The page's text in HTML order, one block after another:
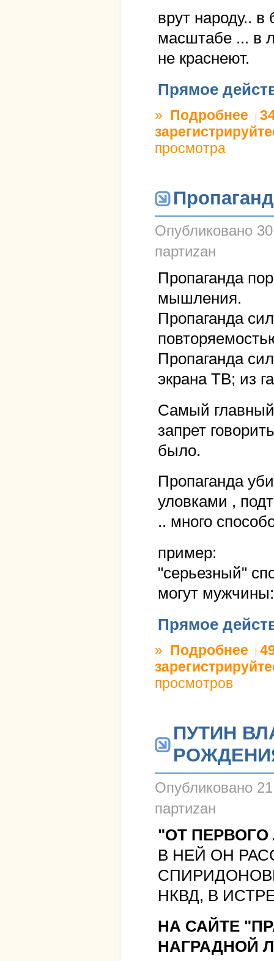
врут народу..
масштабе ... в
не краснеют.
Прямое
» Подробнее о
просмотра
Опубликовано
партиzан
Пропаганда
мышления.
Пропаганда
Пропаганда
экрана ТВ; из
Самый
запрет
было.
Пропаганда
уловками ,
.. много
пример:
"серьезный"
могут мужчины:
Прямое
» Подробнее о
просмотров
ПУТИН
Опубликовано
партиzан
"ОТ
В НЕЙ ОН
НКВД, В
НА САЙТЕ
НАГРАДНОЙ